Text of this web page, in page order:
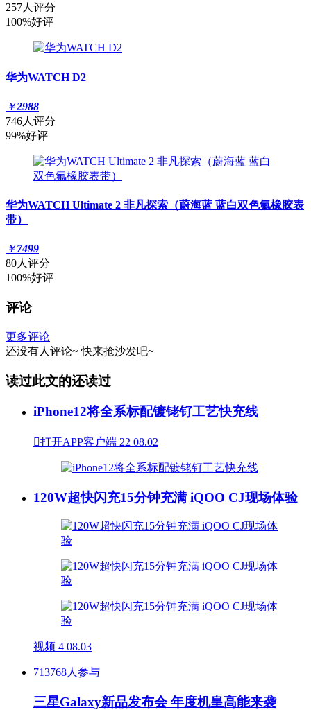
257人评分
100%好评
华为WATCH D2
￥2988
746人评分
99%好评
华为WATCH Ultimate 2 非凡探索（蔚海蓝 蓝白双色氟橡胶表
带）
￥7499
80人评分
100%好评
评论
更多评论
还没有人评论~ 快来抢沙发吧~
读过此文的还读过
iPhone12将全系标配镀铑钌工艺快充线
打开APP客户端 22 08.02
120W超快闪充15分钟充满 iQOO CJ现场体验
视频 4 08.03
713768人参与
三星Galaxy新品发布会 年度机皇高能来袭